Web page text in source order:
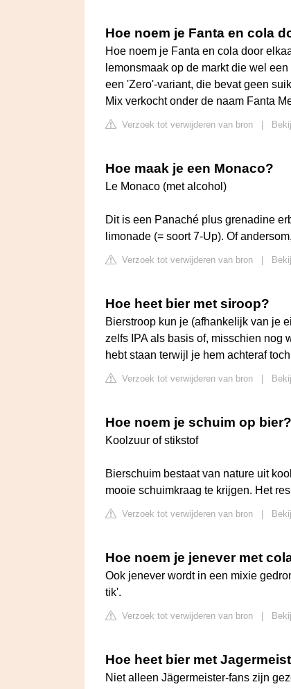
Hoe noem je Fanta en cola
Hoe noem je Fanta en cola door
lemonsmaak op de markt die wel
een 'Zero'-variant, die bevat geen
Mix verkocht onder de naam Fanta
Verzoek tot verwijderen van bron
Hoe maak je een Monaco?
Le Monaco (met alcohol)
Dit is een Panaché plus grenadine
limonade (= soort 7-Up). Of
Verzoek tot verwijderen van bron
Hoe heet bier met siroop?
Bierstroop kun je (afhankelijk van je
zelfs IPA als basis of, misschien nog
hebt staan terwijl je hem achteraf
Verzoek tot verwijderen van bron
Hoe noem je schuim op bier?
Koolzuur of stikstof
Bierschuim bestaat van nature uit
mooie schuimkraag te krijgen. Het
Verzoek tot verwijderen van bron
Hoe noem je jenever met
Ook jenever wordt in een mixie
tik'.
Verzoek tot verwijderen van bron
Hoe heet bier met
Niet alleen Jägermeister-fans zijn